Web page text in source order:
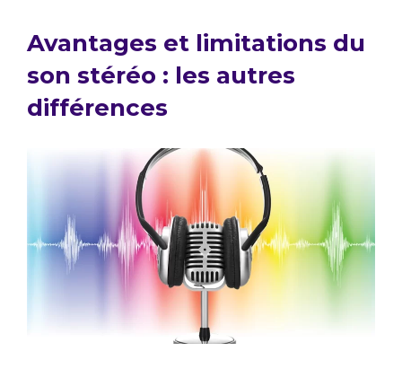
Avantages et limitations du
son stéréo : les autres
différences